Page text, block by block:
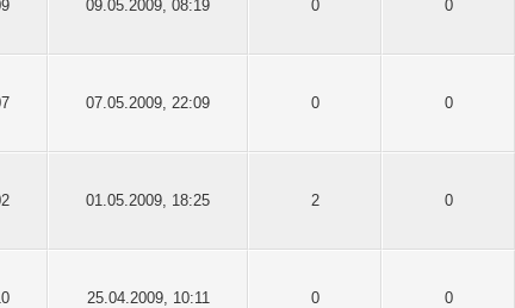
09.05.2009, 08:19 0 0
07.05.2009, 22:09 0 0
01.05.2009, 18:25 2 0
25.04.2009, 10:11 0 0